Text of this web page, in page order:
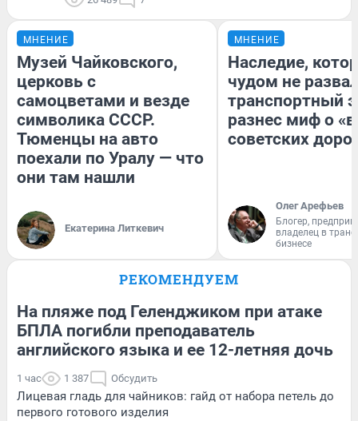
МНЕНИЕ
Музей Чайковского,
церковь с
самоцветами и везде
символика СССР.
Тюменцы на авто
поехали по Уралу — что
они там нашли
Екатерина Литкевич
МНЕНИЕ
Наследие,
чудом не
транспортный
разнес миф о
советских
Олег Арефьев
Блогер,
владелец в
бизнесе
РЕКОМЕНДУЕМ
На пляже под Геленджиком при атаке
БПЛА погибли преподаватель
английского языка и ее 12-летняя дочь
1 час 1 387 Обсудить
Лицевая гладь для чайников: гайд от набора петель до
первого готового изделия